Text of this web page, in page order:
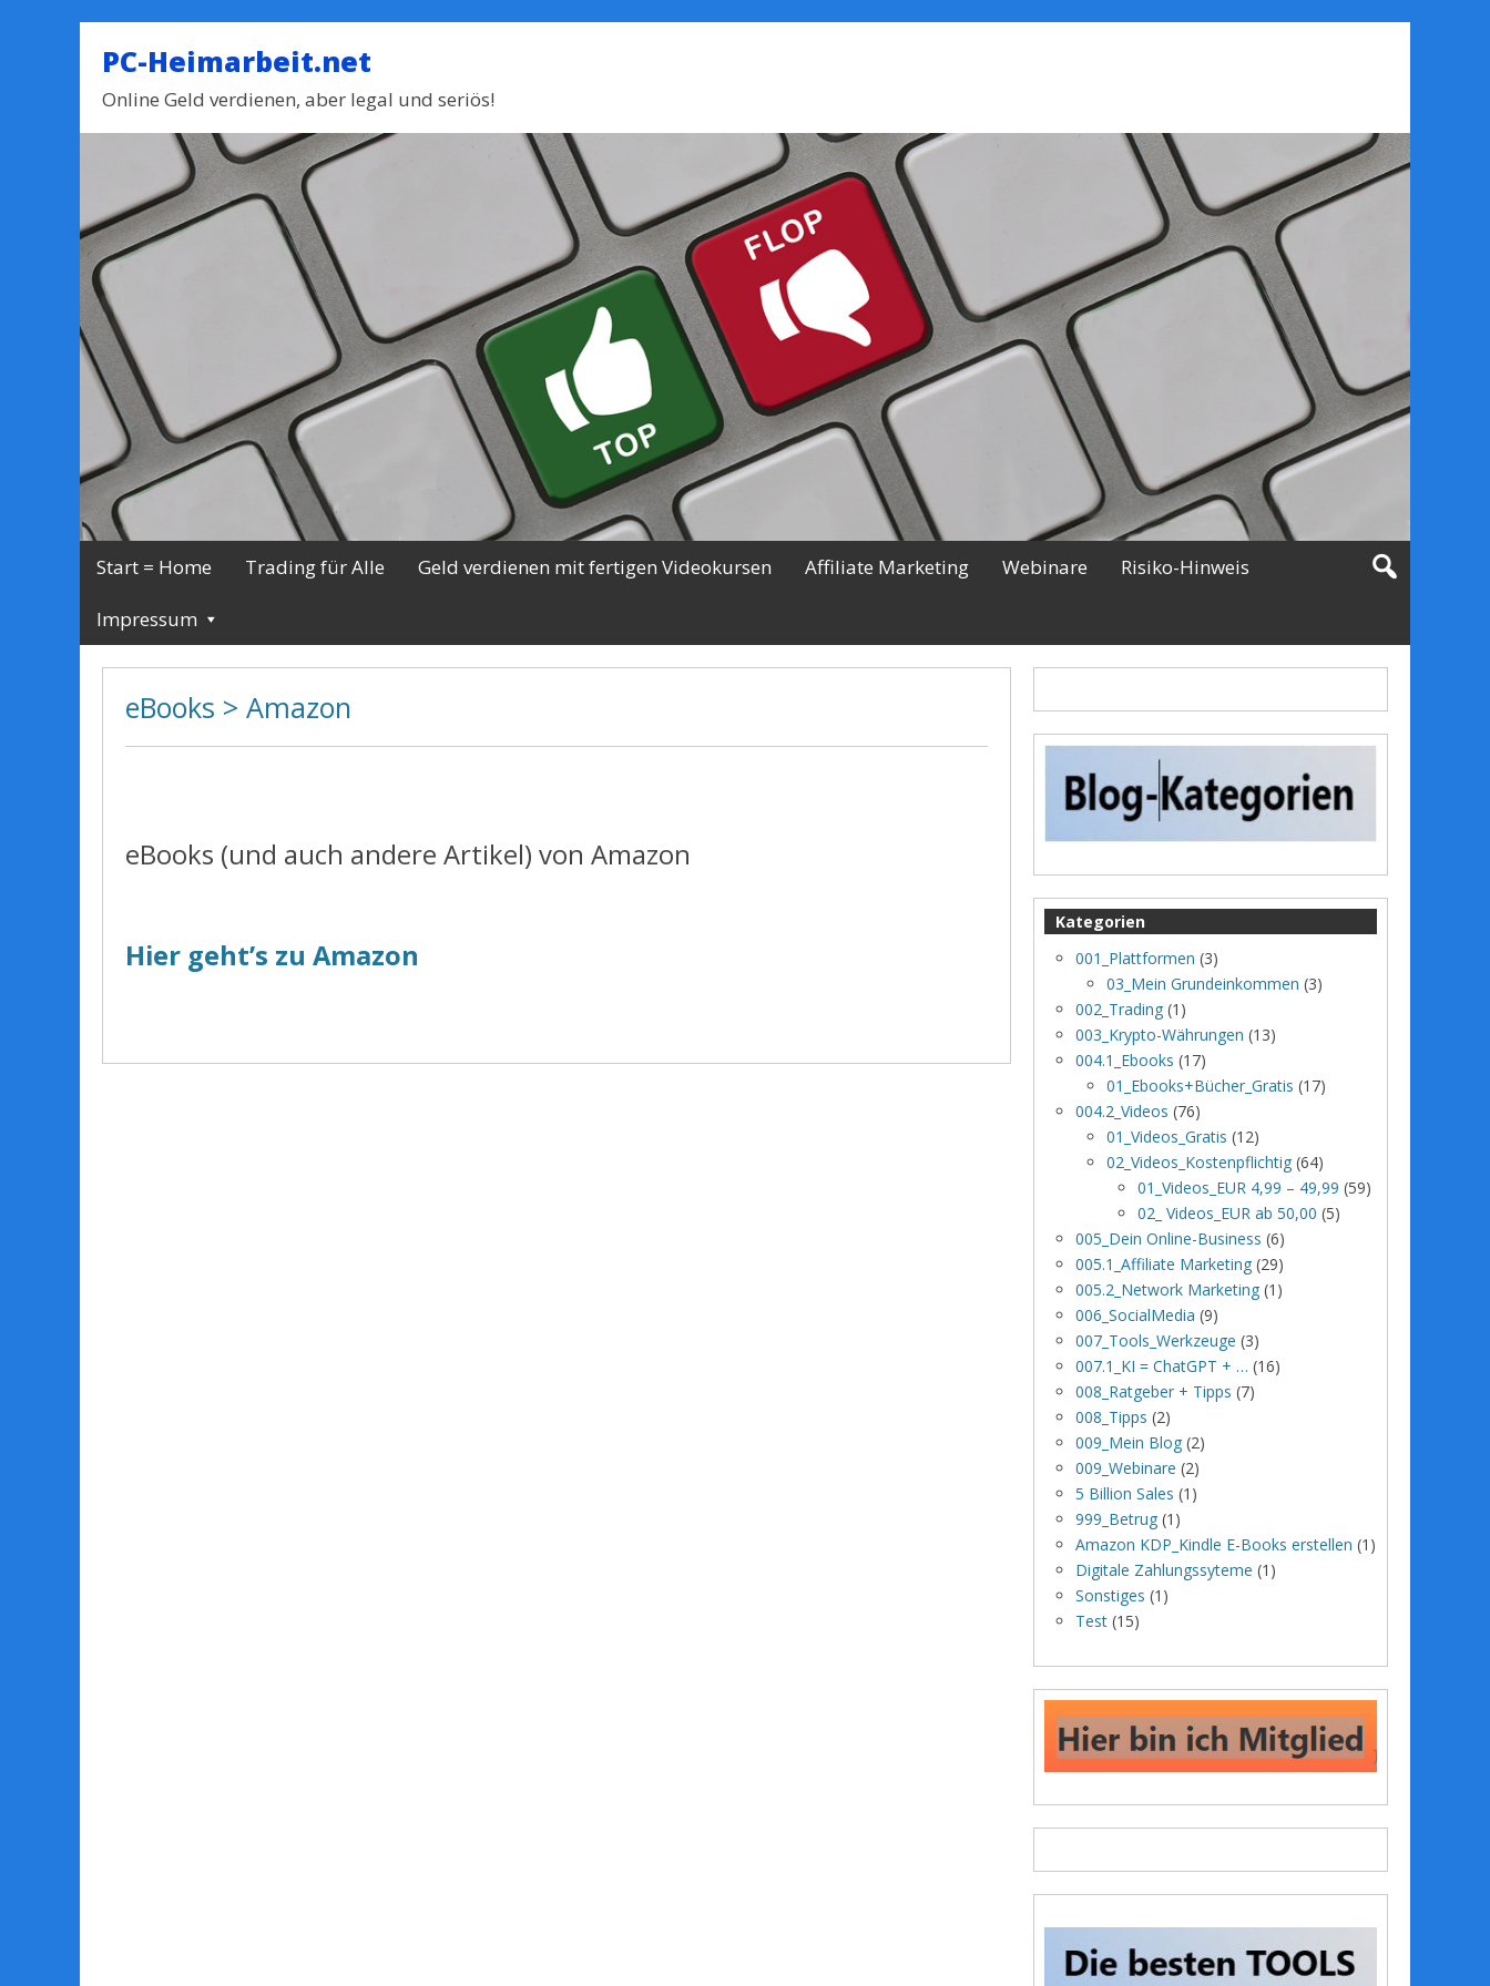
PC-Heimarbeit.net
Online Geld verdienen, aber legal und seriös!
Start = Home Trading für Alle Geld verdienen mit fertigen Videokursen Affiliate Marketing Webinare Risiko-Hinweis
Impressum
eBooks > Amazon
eBooks (und auch andere Artikel) von Amazon
Hier geht’s zu Amazon
Kategorien
001_Plattformen (3)
03_Mein Grundeinkommen (3)
002_Trading (1)
003_Krypto-Währungen (13)
004.1_Ebooks (17)
01_Ebooks+Bücher_Gratis (17)
004.2_Videos (76)
01_Videos_Gratis (12)
02_Videos_Kostenpflichtig (64)
01_Videos_EUR 4,99 – 49,99 (59)
02_ Videos_EUR ab 50,00 (5)
005_Dein Online-Business (6)
005.1_Affiliate Marketing (29)
005.2_Network Marketing (1)
006_SocialMedia (9)
007_Tools_Werkzeuge (3)
007.1_KI = ChatGPT + … (16)
008_Ratgeber + Tipps (7)
008_Tipps (2)
009_Mein Blog (2)
009_Webinare (2)
5 Billion Sales (1)
999_Betrug (1)
Amazon KDP_Kindle E-Books erstellen (1)
Digitale Zahlungssyteme (1)
Sonstiges (1)
Test (15)